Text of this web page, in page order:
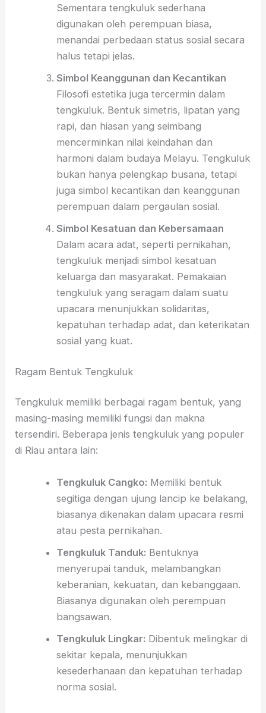
Sementara tengkuluk sederhana
digunakan oleh perempuan biasa,
menandai perbedaan status sosial secara
halus tetapi jelas.
Simbol Keanggunan dan Kecantikan
Filosofi estetika juga tercermin dalam
tengkuluk. Bentuk simetris, lipatan yang
rapi, dan hiasan yang seimbang
mencerminkan nilai keindahan dan
harmoni dalam budaya Melayu. Tengkuluk
bukan hanya pelengkap busana, tetapi
juga simbol kecantikan dan keanggunan
perempuan dalam pergaulan sosial.
Simbol Kesatuan dan Kebersamaan
Dalam acara adat, seperti pernikahan,
tengkuluk menjadi simbol kesatuan
keluarga dan masyarakat. Pemakaian
tengkuluk yang seragam dalam suatu
upacara menunjukkan solidaritas,
kepatuhan terhadap adat, dan keterikatan
sosial yang kuat.
Ragam Bentuk Tengkuluk
Tengkuluk memiliki berbagai ragam bentuk, yang
masing-masing memiliki fungsi dan makna
tersendiri. Beberapa jenis tengkuluk yang populer
di Riau antara lain:
Tengkuluk Cangko: Memiliki bentuk
segitiga dengan ujung lancip ke belakang,
biasanya dikenakan dalam upacara resmi
atau pesta pernikahan.
Tengkuluk Tanduk: Bentuknya
menyerupai tanduk, melambangkan
keberanian, kekuatan, dan kebanggaan.
Biasanya digunakan oleh perempuan
bangsawan.
Tengkuluk Lingkar: Dibentuk melingkar di
sekitar kepala, menunjukkan
kesederhanaan dan kepatuhan terhadap
norma sosial.